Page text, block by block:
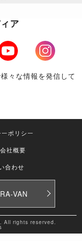
ア
Youtube
Instagram
々な情報を発信して
ポリシー
会社概要
合わせ
VAN
All rights reserved.